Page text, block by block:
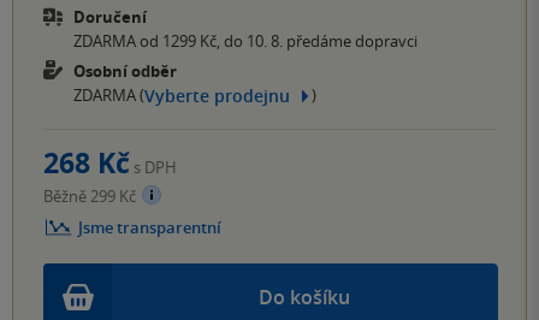
Doručení
ZDARMA od 1299 Kč, do 10. 8. předáme dopravci
Osobní odběr
ZDARMA (Vyberte prodejnu )
Do košíku
268 Kč s DPH
Běžně 299 Kč
Jsme transparentní